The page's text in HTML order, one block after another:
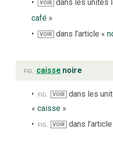
VOIR dans les unités
café »
VOIR dans l’article «
fig. caisse noire
fig. VOIR
dans les
« caisse »
fig.
VOIR dans l’article